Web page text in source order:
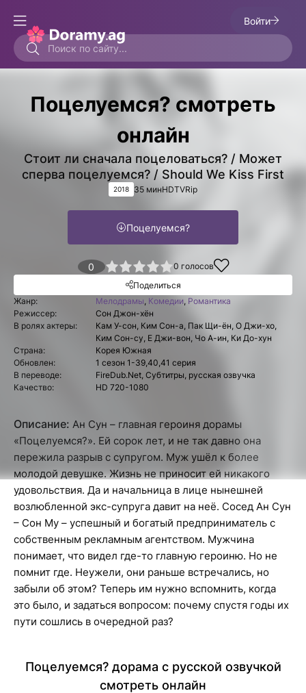
Войти
Поцелуемся? смотреть
онлайн
Стоит ли сначала поцеловаться? / Может
сперва поцелуемся? / Should We Kiss First
2018 35 минHDTVRip
Поцелуемся?
0
4 5 0 голосов
Поделиться
Жанр:
Мелодрамы, Комедии, Романтика
Режиссер:
Сон Джон-хён
В ролях актеры:
Кам У-сон, Ким Сон-а, Пак Щи-ён, О Джи-хо,
Ким Сон-су, Е Джи-вон, Чо А-ин, Ки До-хун
Страна:
Корея Южная
Обновлен:
1 сезон 1-39,40,41 серия
В переводе:
FireDub.Net, Субтитры, русская озвучка
Качество:
HD 720-1080
Описание: Ан Сун – главная героиня дорамы
«Поцелуемся?». Ей сорок лет, и не так давно она
пережила разрыв с супругом. Муж ушёл к более
молодой девушке. Жизнь не приносит ей никакого
удовольствия. Да и начальница в лице нынешней
возлюбленной экс-супруга давит на неё. Сосед Ан Сун
– Сон Му – успешный и богатый предприниматель с
собственным рекламным агентством. Мужчина
понимает, что видел где-то главную героиню. Но не
помнит где. Неужели, они раньше встречались, но
забыли об этом? Теперь им нужно вспомнить, когда
это было, и задаться вопросом: почему спустя годы их
пути сошлись в очередной раз?
Поцелуемся? дорама с русской озвучкой
смотреть онлайн